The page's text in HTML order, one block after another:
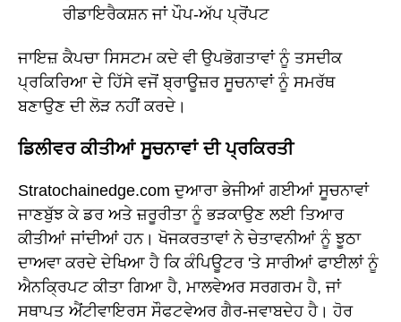
ਰੀਡਾਇਰੈਕਸ਼ਨ ਜਾਂ ਪੌਪ-ਅੱਪ ਪ੍ਰੋਂਪਟ
ਜਾਇਜ਼ ਕੈਪਚਾ ਸਿਸਟਮ ਕਦੇ ਵੀ ਉਪਭੋਗਤਾਵਾਂ ਨੂੰ ਤਸਦੀਕ
ਪ੍ਰਕਿਰਿਆ ਦੇ ਹਿੱਸੇ ਵਜੋਂ ਬ੍ਰਾਊਜ਼ਰ ਸੂਚਨਾਵਾਂ ਨੂੰ ਸਮਰੱਥ
ਬਣਾਉਣ ਦੀ ਲੋੜ ਨਹੀਂ ਕਰਦੇ।
ਡਿਲੀਵਰ ਕੀਤੀਆਂ ਸੂਚਨਾਵਾਂ ਦੀ ਪ੍ਰਕਿਰਤੀ
Stratochainedge.com ਦੁਆਰਾ ਭੇਜੀਆਂ ਗਈਆਂ ਸੂਚਨਾਵਾਂ
ਜਾਣਬੁੱਝ ਕੇ ਡਰ ਅਤੇ ਜ਼ਰੂਰੀਤਾ ਨੂੰ ਭੜਕਾਉਣ ਲਈ ਤਿਆਰ
ਕੀਤੀਆਂ ਜਾਂਦੀਆਂ ਹਨ। ਖੋਜਕਰਤਾਵਾਂ ਨੇ ਚੇਤਾਵਨੀਆਂ ਨੂੰ ਝੂਠਾ
ਦਾਅਵਾ ਕਰਦੇ ਦੇਖਿਆ ਹੈ ਕਿ ਕੰਪਿਊਟਰ 'ਤੇ ਸਾਰੀਆਂ ਫਾਈਲਾਂ ਨੂੰ
ਐਨਕ੍ਰਿਪਟ ਕੀਤਾ ਗਿਆ ਹੈ, ਮਾਲਵੇਅਰ ਸਰਗਰਮ ਹੈ, ਜਾਂ
ਸਥਾਪਤ ਐਂਟੀਵਾਇਰਸ ਸੌਫਟਵੇਅਰ ਗੈਰ-ਜਵਾਬਦੇਹ ਹੈ। ਹੋਰ